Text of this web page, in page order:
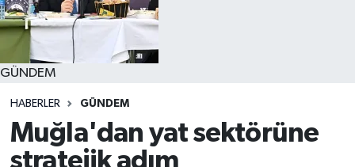
GÜNDEM
HABERLER GÜNDEM
Muğla'dan yat sektörüne
stratejik adım